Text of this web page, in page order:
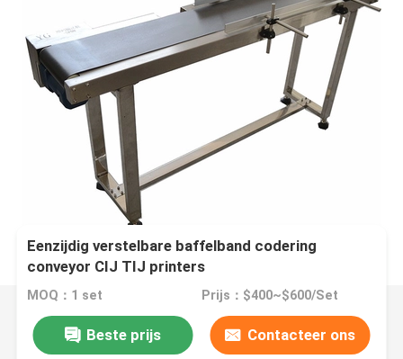
Eenzijdig verstelbare baffelband codering
conveyor CIJ TIJ printers
MOQ：1 set Prijs：$400~$600/Set
Beste prijs Contacteer ons